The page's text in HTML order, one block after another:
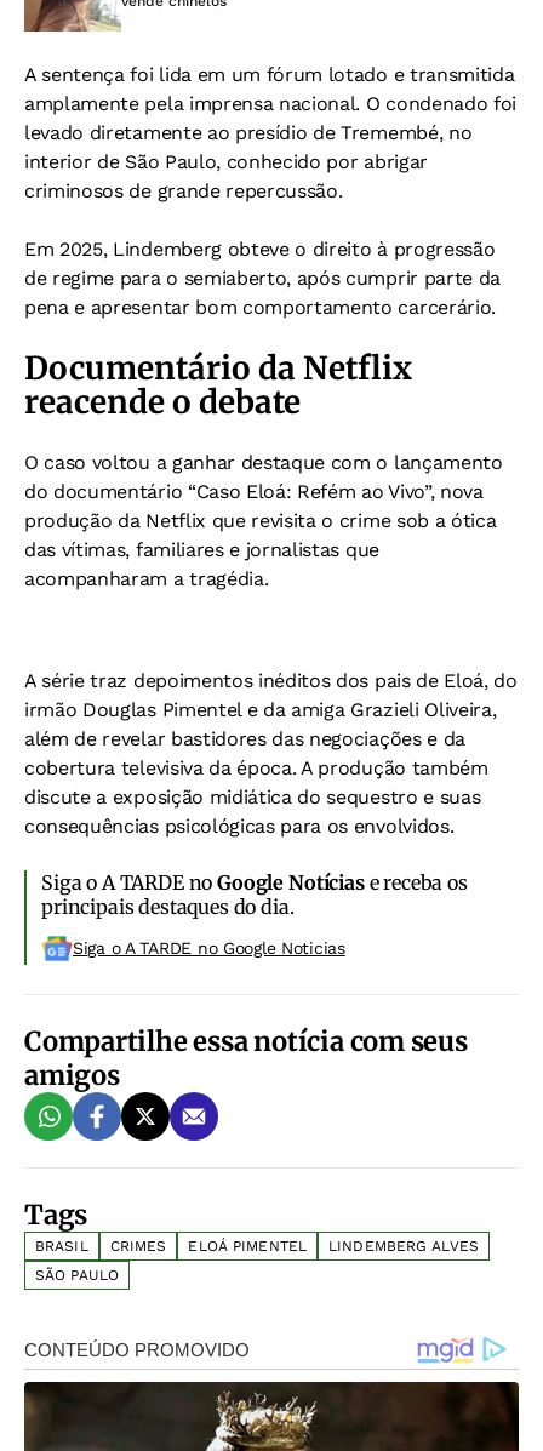
A sentença foi lida em um fórum lotado e transmitida
amplamente pela imprensa nacional. O condenado foi
levado diretamente ao presídio de Tremembé, no
interior de São Paulo, conhecido por abrigar
criminosos de grande repercussão.
Em 2025, Lindemberg obteve o direito à progressão
de regime para o semiaberto, após cumprir parte da
pena e apresentar bom comportamento carcerário.
Documentário da Netflix
reacende o debate
O caso voltou a ganhar destaque com o lançamento
do documentário “Caso Eloá: Refém ao Vivo”, nova
produção da Netflix que revisita o crime sob a ótica
das vítimas, familiares e jornalistas que
acompanharam a tragédia.
A série traz depoimentos inéditos dos pais de Eloá, do
irmão Douglas Pimentel e da amiga Grazieli Oliveira,
além de revelar bastidores das negociações e da
cobertura televisiva da época. A produção também
discute a exposição midiática do sequestro e suas
consequências psicológicas para os envolvidos.
Siga o A TARDE noGoogle Notíciase receba os
principais destaques do dia.
Siga o A TARDE no Google Noticias
Compartilhe essa notícia com seus
amigos
Tags
BRASIL CRIMES ELOÁ PIMENTEL
LINDEMBERG ALVES
SÃO PAULO